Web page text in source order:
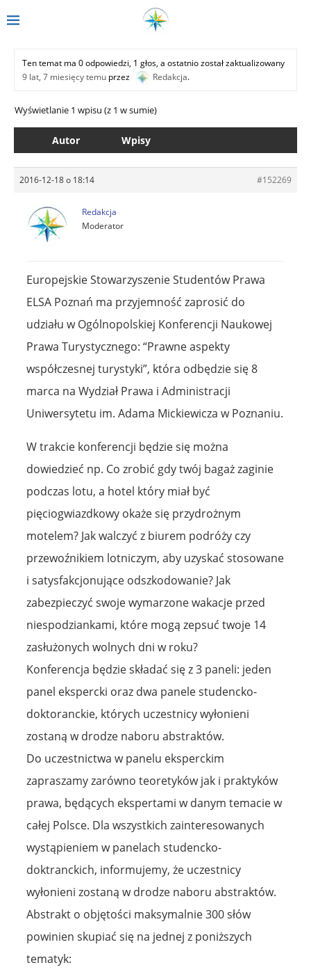
Ten temat ma 0 odpowiedzi, 1 głos, a ostatnio został zaktualizowany
9 lat, 7 miesięcy temu przez Redakcja.
Wyświetlanie 1 wpisu (z 1 w sumie)
Autor Wpisy
2016-12-18 o 18:14 #152269
Redakcja
Moderator
Europejskie Stowarzyszenie Studentów Prawa
ELSA Poznań ma przyjemność zaprosić do
udziału w Ogólnopolskiej Konferencji Naukowej
Prawa Turystycznego: “Prawne aspekty
współczesnej turystyki”, która odbędzie się 8
marca na Wydział Prawa i Administracji
Uniwersytetu im. Adama Mickiewicza w Poznaniu.
W trakcie konferencji będzie się można
dowiedzieć np. Co zrobić gdy twój bagaż zaginie
podczas lotu, a hotel który miał być
pięciogwiazdkowy okaże się przydrożnym
motelem? Jak walczyć z biurem podróży czy
przewoźnikiem lotniczym, aby uzyskać stosowane
i satysfakcjonujące odszkodowanie? Jak
zabezpieczyć swoje wymarzone wakacje przed
niespodziankami, które mogą zepsuć twoje 14
zasłużonych wolnych dni w roku?
Konferencja będzie składać się z 3 paneli: jeden
panel ekspercki oraz dwa panele studencko-
doktoranckie, których uczestnicy wyłonieni
zostaną w drodze naboru abstraktów.
Do uczestnictwa w panelu eksperckim
zapraszamy zarówno teoretyków jak i praktyków
prawa, będących ekspertami w danym temacie w
całej Polsce. Dla wszystkich zainteresowanych
wystąpieniem w panelach studencko-
doktranckich, informujemy, że uczestnicy
wyłonieni zostaną w drodze naboru abstraktów.
Abstrakt o objętości maksymalnie 300 słów
powinien skupiać się na jednej z poniższych
tematyk: